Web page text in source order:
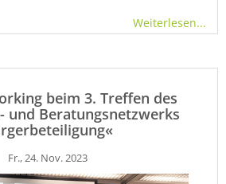
Weiterlesen...
beim 3. Treffen des
und Beratungsnetzwerks
Fr., 24. Nov. 2023